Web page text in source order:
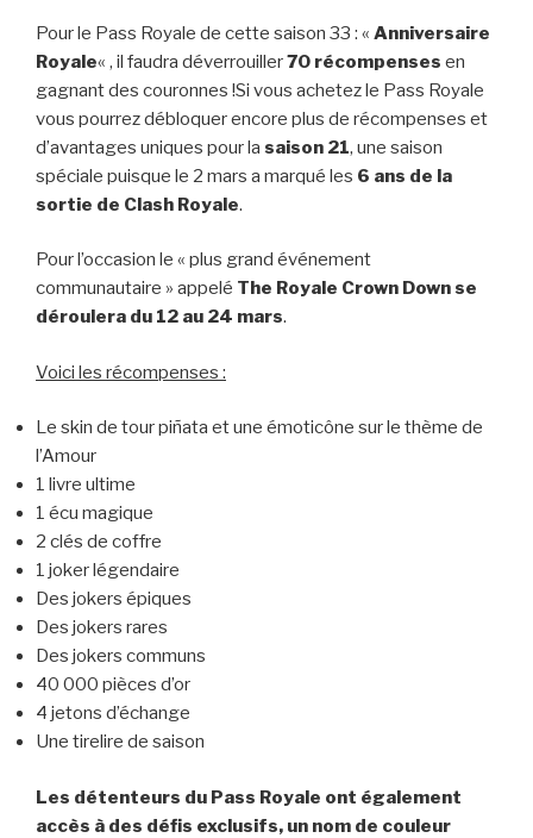
Pour le Pass Royale de cette saison 33 : « Anniversaire
Royale« , il faudra déverrouiller70 récompenses en
gagnant des couronnes !Si vous achetez le Pass Royale
vous pourrez débloquer encore plus de récompenses et
d’avantages uniques pour la saison 21, une saison
spéciale puisque le 2 mars a marqué les 6 ans de la
sortie de Clash Royale.
Pour l’occasion le « plus grand événement
communautaire » appelé The Royale Crown Down se
déroulera du 12 au 24 mars.
Voici les récompenses :
Le skin de tour piñata et une émoticône sur le thème de
l’Amour
1 livre ultime
1 écu magique
2 clés de coffre
1 joker légendaire
Des jokers épiques
Des jokers rares
Des jokers communs
40 000 pièces d’or
4 jetons d’échange
Une tirelire de saison
Les détenteurs du Pass Royale ont également
accès à des défis exclusifs, un nom de couleur